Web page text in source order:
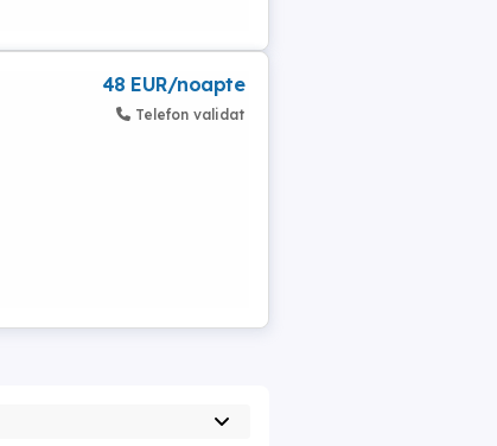
48 EUR/noapte
Telefon validat